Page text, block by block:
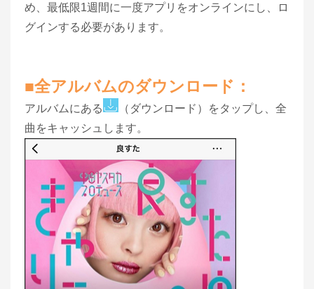
め、最低限1週間に一度アプリをオンラインにし、ロ
グインする必要があります。
■全アルバムのダウンロード：
アルバムにある
（ダウンロード）をタップし、全
曲をキャッシュします。